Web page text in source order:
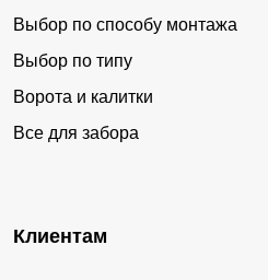
Выбор по способу монтажа
Выбор по типу
Ворота и калитки
Все для забора
Клиентам